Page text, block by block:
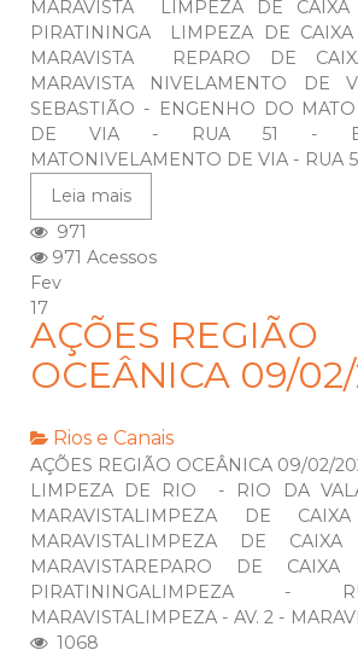
MARAVISTA LIMPEZA DE
PIRATININGA LIMPEZA DE
MARAVISTA REPARO DE
MARAVISTA NIVELAMENTO
SEBASTIÃO - ENGENHO DO
DE VIA - RUA 51 -
MATONIVELAMENTO DE VIA - RUA
Leia mais
971
971 Acessos
Fev
17
AÇÕES REGIÃO
OCEÂNICA 09/
Rios e Canais
AÇÕES REGIÃO OCEÂNICA 09/02/
LIMPEZA DE RIO - RIO DA
MARAVISTALIMPEZA DE
MARAVISTALIMPEZA DE
MARAVISTAREPARO DE
MARAVISTALIMPEZA - AV. 2 -
1068